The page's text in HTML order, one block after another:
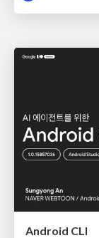
Android CLI